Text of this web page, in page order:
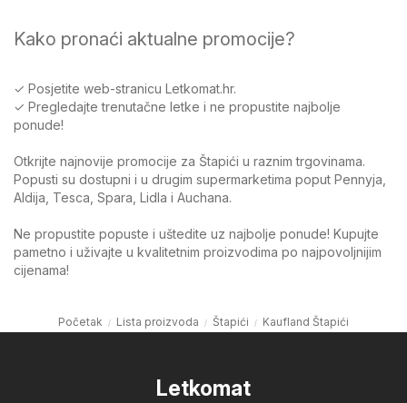
Kako pronaći aktualne promocije?
✓ Posjetite web-stranicu Letkomat.hr.
✓ Pregledajte trenutačne letke i ne propustite najbolje
ponude!
Otkrijte najnovije promocije za Štapići u raznim trgovinama.
Popusti su dostupni i u drugim supermarketima poput Pennyja,
Aldija, Tesca, Spara, Lidla i Auchana.
Ne propustite popuste i uštedite uz najbolje ponude! Kupujte
pametno i uživajte u kvalitetnim proizvodima po najpovoljnijim
cijenama!
Početak Lista proizvoda Štapići Kaufland Štapići
Letkomat